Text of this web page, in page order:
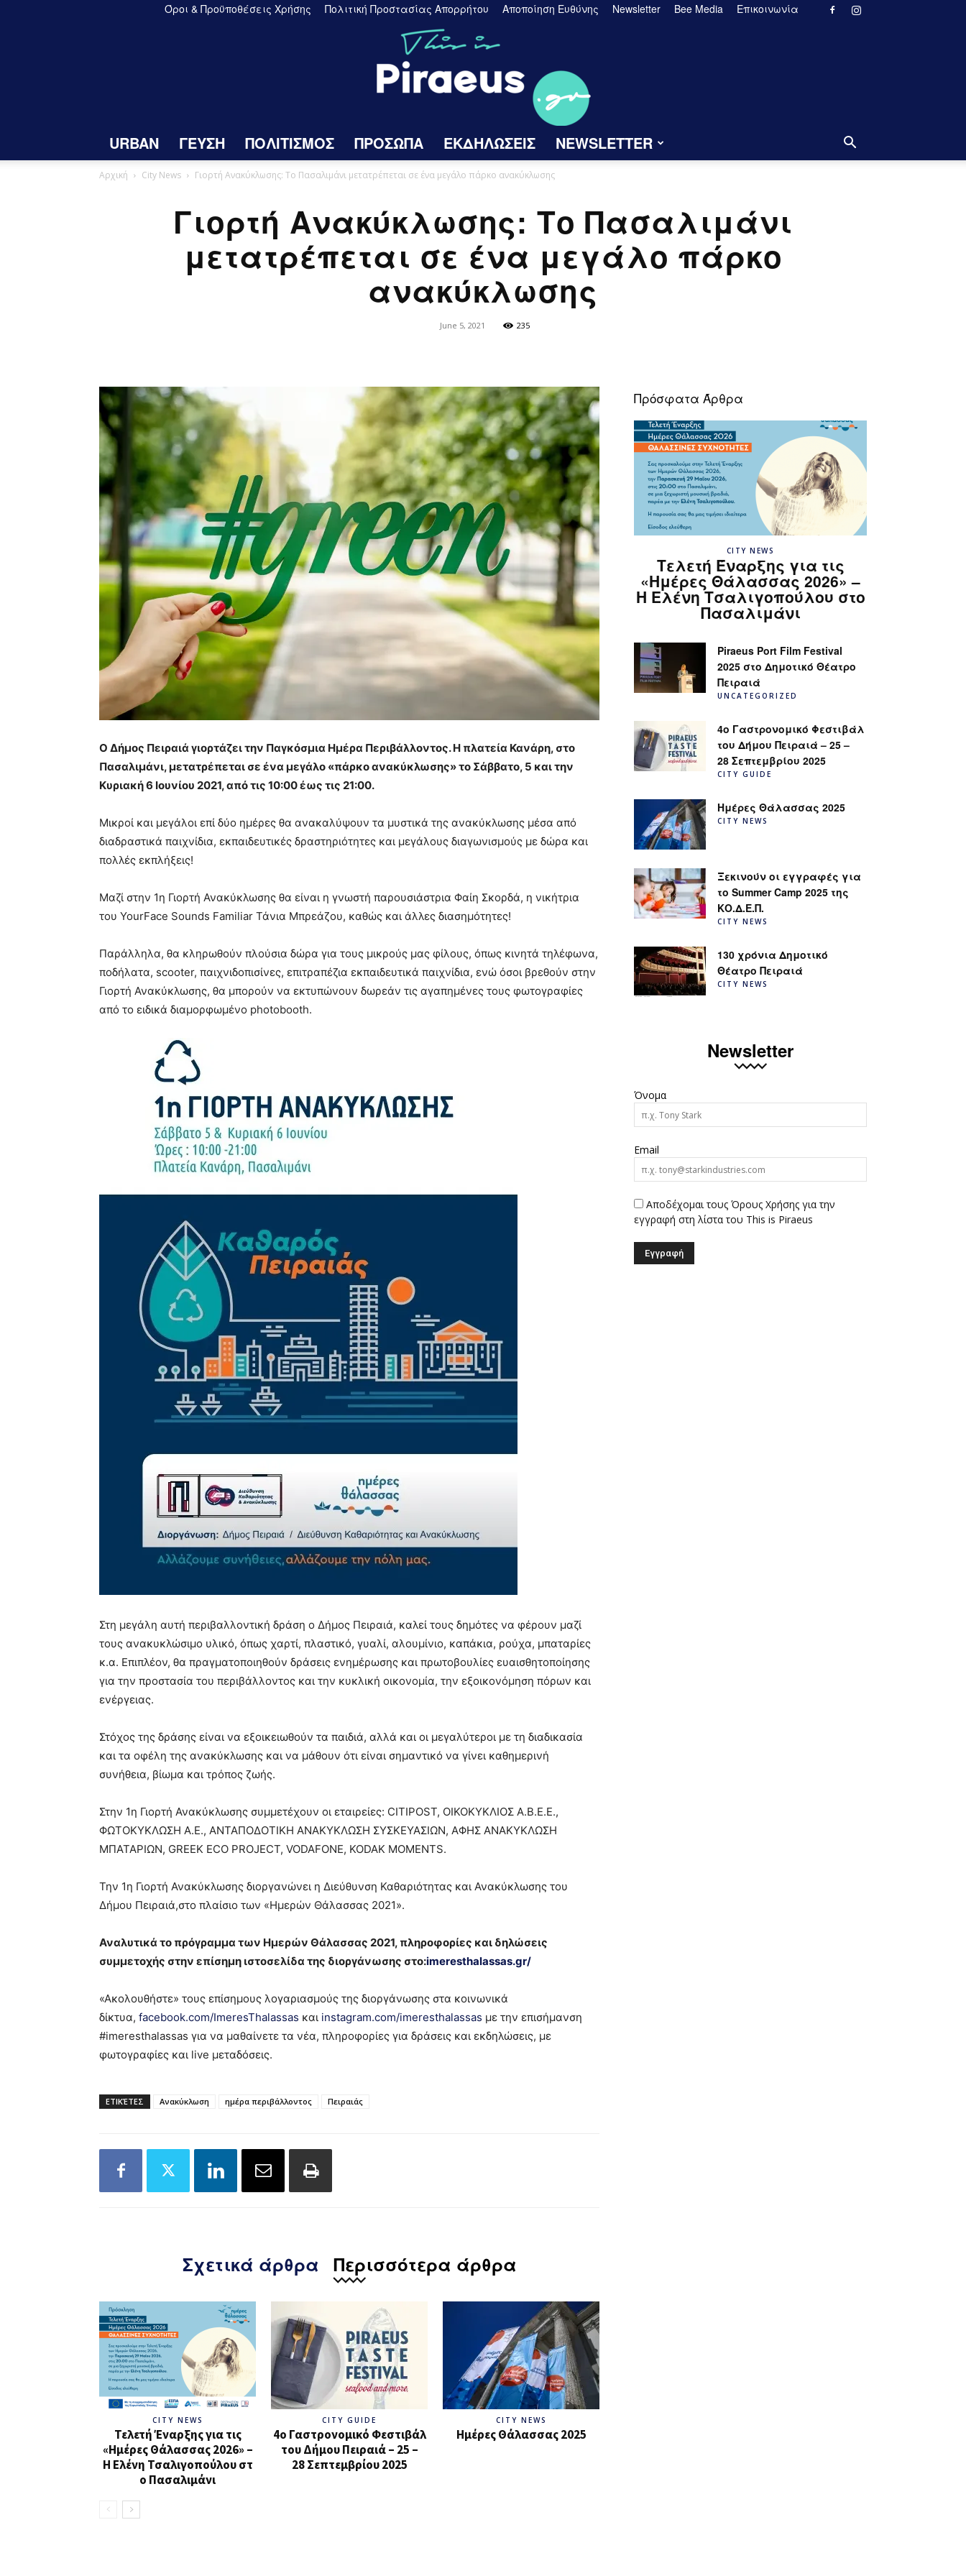
Όροι & Προϋποθέσεις Χρήσης Πολιτική Προστασίας Απορρήτου Αποποίηση Ευθύνης Newsletter Bee Media Επικοινωνία
Πειραιάς
URBAN ΓΕΥΣΗ ΠΟΛΙΤΙΣΜΟΣ ΠΡΟΣΩΠΑ ΕΚΔΗΛΩΣΕΙΣ NEWSLETTER
Αρχική City News Γιορτή Ανακύκλωσης: Το Πασαλιμάνι μετατρέπεται σε ένα μεγάλο πάρκο ανακύκλωσης
Γιορτή Ανακύκλωσης: Το Πασαλιμάνι
μετατρέπεται σε ένα μεγάλο πάρκο
ανακύκλωσης
June 5, 2021 235
Ο Δήμος Πειραιά γιορτάζει την Παγκόσμια Ημέρα Περιβάλλοντος. Η πλατεία Κανάρη, στο
Πασαλιμάνι, μετατρέπεται σε ένα μεγάλο «πάρκο ανακύκλωσης» το Σάββατο, 5 και την
Κυριακή 6 Ιουνίου 2021, από τις 10:00 έως τις 21:00.
Μικροί και μεγάλοι επί δύο ημέρες θα ανακαλύψουν τα μυστικά της ανακύκλωσης μέσα από
διαδραστικά παιχνίδια, εκπαιδευτικές δραστηριότητες και μεγάλους διαγωνισμούς με δώρα και
πολλές εκπλήξεις!
Μαζί στην 1η Γιορτή Ανακύκλωσης θα είναι η γνωστή παρουσιάστρια Φαίη Σκορδά, η νικήτρια
του YourFace Sounds Familiar Τάνια Μπρεάζου, καθώς και άλλες διασημότητες!
Παράλληλα, θα κληρωθούν πλούσια δώρα για τους μικρούς μας φίλους, όπως κινητά τηλέφωνα,
ποδήλατα, scooter, παιχνιδοπισίνες, επιτραπέζια εκπαιδευτικά παιχνίδια, ενώ όσοι βρεθούν στην
Γιορτή Ανακύκλωσης, θα μπορούν να εκτυπώνουν δωρεάν τις αγαπημένες τους φωτογραφίες
από το ειδικά διαμορφωμένο photobooth.
Στη μεγάλη αυτή περιβαλλοντική δράση ο Δήμος Πειραιά, καλεί τους δημότες να φέρουν μαζί
τους ανακυκλώσιμο υλικό, όπως χαρτί, πλαστικό, γυαλί, αλουμίνιο, καπάκια, ρούχα, μπαταρίες
κ.α. Επιπλέον, θα πραγματοποιηθούν δράσεις ενημέρωσης και πρωτοβουλίες ευαισθητοποίησης
για την προστασία του περιβάλλοντος και την κυκλική οικονομία, την εξοικονόμηση πόρων και
ενέργειας.
Στόχος της δράσης είναι να εξοικειωθούν τα παιδιά, αλλά και οι μεγαλύτεροι με τη διαδικασία
και τα οφέλη της ανακύκλωσης και να μάθουν ότι είναι σημαντικό να γίνει καθημερινή
συνήθεια, βίωμα και τρόπος ζωής.
Στην 1η Γιορτή Ανακύκλωσης συμμετέχουν οι εταιρείες: CITIPOST, ΟΙΚΟΚΥΚΛΙΟΣ Α.Β.Ε.Ε.,
ΦΩΤΟΚΥΚΛΩΣΗ A.E., ΑΝΤΑΠΟΔΟΤΙΚΗ ΑΝΑΚΥΚΛΩΣΗ ΣΥΣΚΕΥΑΣΙΩΝ, ΑΦΗΣ ΑΝΑΚΥΚΛΩΣΗ
ΜΠΑΤΑΡΙΩΝ, GREEK ECO PROJECT, VODAFONE, KODAK MOMENTS.
Την 1η Γιορτή Ανακύκλωσης διοργανώνει η Διεύθυνση Καθαριότητας και Ανακύκλωσης του
Δήμου Πειραιά,στο πλαίσιο των «Ημερών Θάλασσας 2021».
Αναλυτικά το πρόγραμμα των Ημερών Θάλασσας 2021, πληροφορίες και δηλώσεις
συμμετοχής στην επίσημη ιστοσελίδα της διοργάνωσης στο:imeresthalassas.gr/
«Ακολουθήστε» τους επίσημους λογαριασμούς της διοργάνωσης στα κοινωνικά
δίκτυα, facebook.com/ImeresThalassas και instagram.com/imeresthalassas με την επισήμανση
#imeresthalassas για να μαθαίνετε τα νέα, πληροφορίες για δράσεις και εκδηλώσεις, με
φωτογραφίες και live μεταδόσεις.
ΕΤΙΚΈΤΕΣ Ανακύκλωση ημέρα περιβάλλοντος Πειραιάς
Σχετικά άρθρα Περισσότερα άρθρα
CITY NEWS
Τελετή Έναρξης για τις
«Ημέρες Θάλασσας 2026» –
H Ελένη Τσαλιγοπούλου στ
ο Πασαλιμάνι
CITY GUIDE
4ο Γαστρονομικό Φεστιβάλ
του Δήμου Πειραιά – 25 –
28 Σεπτεμβρίου 2025
CITY NEWS
Ημέρες Θάλασσας 2025
Πρόσφατα Άρθρα
CITY NEWS
Τελετή Έναρξης για τις
«Ημέρες Θάλασσας 2026» –
H Ελένη Τσαλιγοπούλου στο
Πασαλιμάνι
Piraeus Port Film Festival
2025 στο Δημοτικό Θέατρο
Πειραιά
UNCATEGORIZED
4ο Γαστρονομικό Φεστιβάλ
του Δήμου Πειραιά – 25 –
28 Σεπτεμβρίου 2025
CITY GUIDE
Ημέρες Θάλασσας 2025
CITY NEWS
Ξεκινούν οι εγγραφές για
το Summer Camp 2025 της
ΚΟ.Δ.Ε.Π.
CITY NEWS
130 χρόνια Δημοτικό
Θέατρο Πειραιά
CITY NEWS
Newsletter
Όνομα
Email
Αποδέχομαι τους Όρους Χρήσης για την
εγγραφή στη λίστα του This is Piraeus